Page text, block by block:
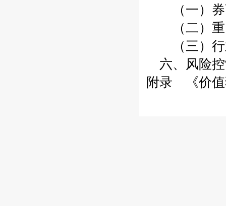
（一）券
（二）重
（三）行
六、风险
附录 《价值